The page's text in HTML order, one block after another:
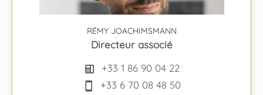
RÉMY JOACHIMSMANN
Directeur associé
+33 1 86 90 04 22
+33 6 70 08 48 50